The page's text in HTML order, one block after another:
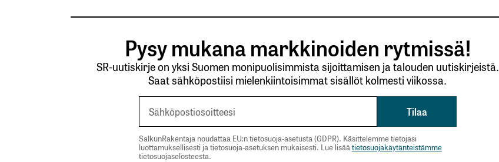
Tilaa SalkunRakentajan uutiskirje
Lähetä kommentti
Pysy mukana markkinoiden rytmissä!
SR-uutiskirje on yksi Suomen monipuolisimmista sijoittamisen ja talouden uutiskirjeistä.
Saat sähköpostiisi mielenkiintoisimmat sisällöt kolmesti viikossa.
SalkunRakentaja noudattaa EU:n tietosuoja-asetusta (GDPR). Käsittelemme tietojasi
luottamuksellisesti ja tietosuoja-asetuksen mukaisesti. Lue lisää tietosuojakäytänteistämme
tietosuojaselosteesta.